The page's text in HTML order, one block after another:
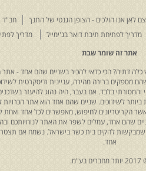
לאן אנו הולכים - הצופן הגנטי של התנך חב"ד
מדריך לפתיחת תיבת דואר בג'ימייל מדריך
אתר זה שומר שבת
דתיה? הכי כדאי להכיר בשניים שהם אחד - אתר
מספקים ברירה מהירה, עניינית ודיסקרטית
בלבד. אם בעבר, היה נהוג להיעזר
לשידוכים. שניים שהם אחד הוא אתר
הקריטריונים לחיפוש, מאפשרים לכל אחד
שהם אחד, עמלים לשפר את האתר לנוחיותכם
שמבקשות להקים בית כשר בישראל. נשמח אם
אחד.
בע"מ.